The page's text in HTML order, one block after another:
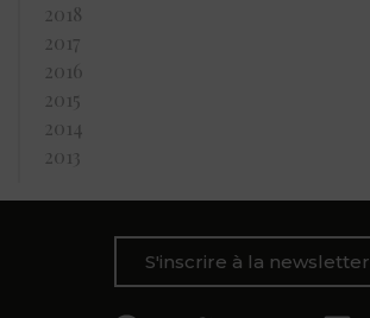
2018
2017
2016
2015
2014
2013
S'inscrire à la newsletter